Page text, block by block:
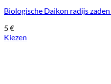
Biologische Daikon radijs
5€
Kiezen